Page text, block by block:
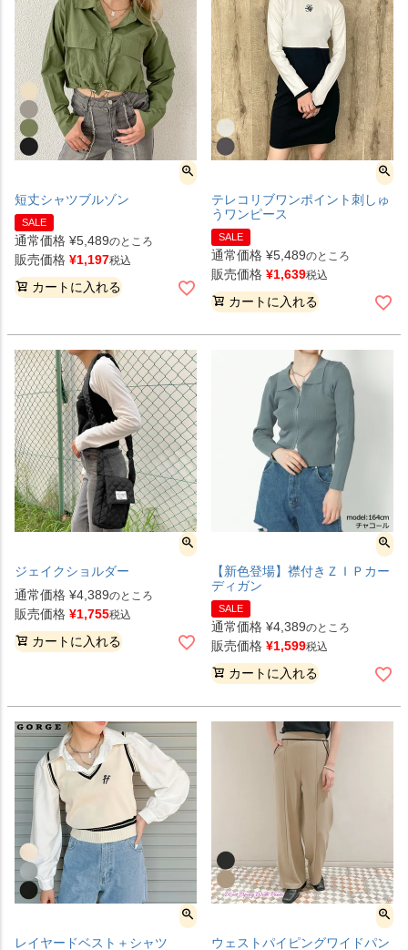
短丈シャツブルゾン
SALE
通常価格 ¥5,489のところ
販売価格 ¥1,197税込
カートに入れる
テレコリブワンポイント刺しゅ
うワンピース
SALE
通常価格 ¥5,489のところ
販売価格 ¥1,639税込
カートに入れる
ジェイクショルダー
通常価格 ¥4,389のところ
販売価格 ¥1,755税込
カートに入れる
【新色登場】襟付きＺＩＰカー
ディガン
SALE
通常価格 ¥4,389のところ
販売価格 ¥1,599税込
カートに入れる
レイヤードベスト＋シャツ ウェストパイピングワイドパン